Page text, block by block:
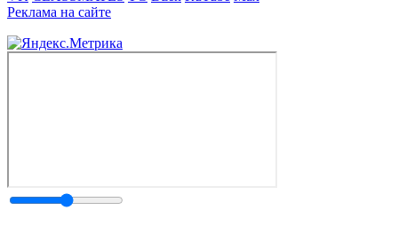
Реклама на сайте